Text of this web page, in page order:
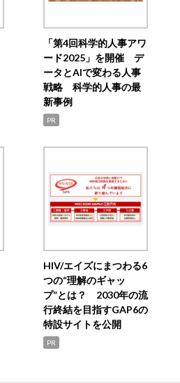
「第4回科学的人事アワ
ード2025」を開催 デ
ータとAIで変わる人事
戦略 科学的人事の最
新事例
PR
HIV/エイズにまつわる6
つの“理解のギャッ
プ”とは？ 2030年の流
行終結を目指すGAP6の
特設サイトを公開
PR